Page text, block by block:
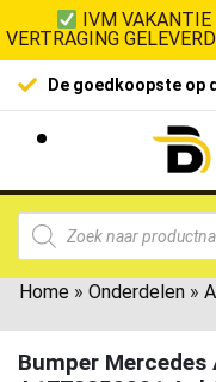
IVM
VERTRAGING
De goedkoopste op
Home » Onderdelen »
Bumper Mercedes